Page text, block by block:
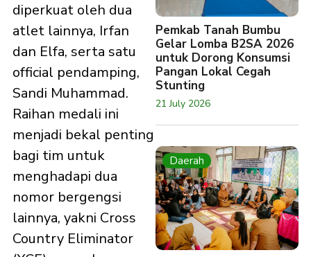
diperkuat oleh dua
atlet lainnya, Irfan
dan Elfa, serta satu
official pendamping,
Sandi Muhammad.
Raihan medali ini
menjadi bekal penting
bagi tim untuk
menghadapi dua
nomor bergengsi
lainnya, yakni Cross
Country Eliminator
Pemkab Tanah Bumbu
Gelar Lomba B2SA 2026
untuk Dorong Konsumsi
Pangan Lokal Cegah
Stunting
21 July 2026
Daerah